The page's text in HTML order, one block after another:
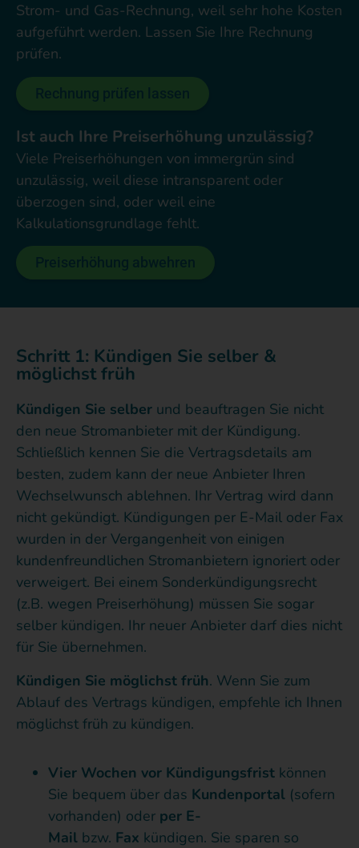
Strom- und Gas-Rechnung, weil sehr hohe Kosten
aufgeführt werden. Lassen Sie Ihre Rechnung
prüfen.
Ist auch Ihre Preiserhöhung unzulässig?
Viele Preiserhöhungen von immergrün sind
unzulässig, weil diese intransparent oder
überzogen sind, oder weil eine
Kalkulationsgrundlage fehlt.
Schritt 1: Kündigen Sie selber &
möglichst früh
Kündigen Sie selber und beauftragen Sie nicht
den neue Stromanbieter mit der Kündigung.
Schließlich kennen Sie die Vertragsdetails am
besten, zudem kann der neue Anbieter Ihren
Wechselwunsch ablehnen. Ihr Vertrag wird dann
nicht gekündigt. Kündigungen per E-Mail oder Fax
wurden in der Vergangenheit von einigen
kundenfreundlichen Stromanbietern ignoriert oder
verweigert. Bei einem Sonderkündigungsrecht
(z.B. wegen Preiserhöhung) müssen Sie sogar
selber kündigen. Ihr neuer Anbieter darf dies nicht
für Sie übernehmen.
Kündigen Sie möglichst früh. Wenn Sie zum
Ablauf des Vertrags kündigen, empfehle ich Ihnen
möglichst früh zu kündigen.
Vier Wochen vor Kündigungsfrist können
Sie bequem über das Kundenportal (sofern
vorhanden) oder per E-
Mail bzw. Fax kündigen. Sie sparen so